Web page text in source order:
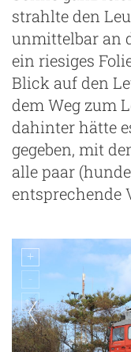
strahlte den
unmittelbar an
ein riesiges
Blick auf den
dem Weg zum
dahinter hätte
gegeben, mit
alle paar
entsprechende